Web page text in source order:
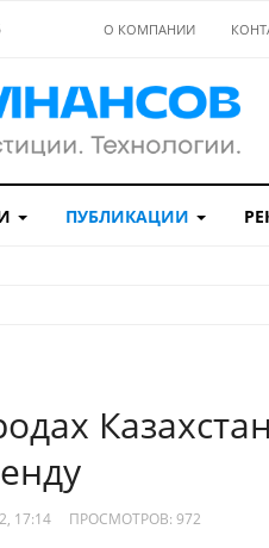
О КОМПАНИИ
ПУБЛИКАЦИИ
17:14 ПРОСМОТРОВ: 972